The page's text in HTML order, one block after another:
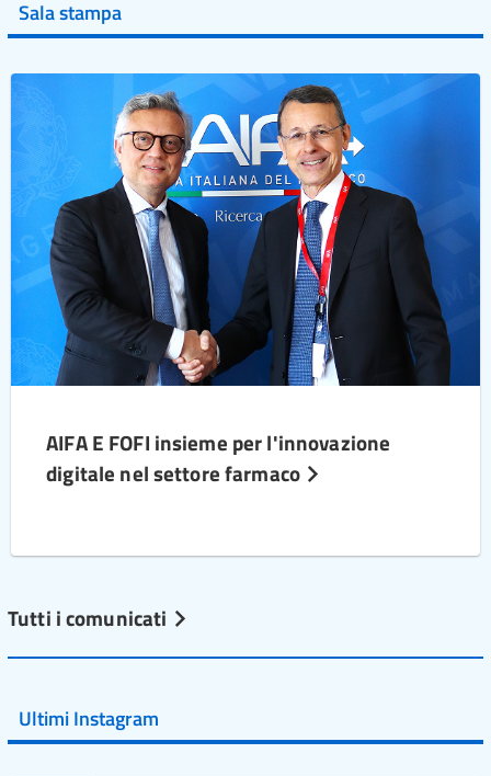
Sala stampa
AIFA E FOFI insieme per l'innovazione
digitale nel settore farmaco
Tutti i comunicati
Ultimi Instagram